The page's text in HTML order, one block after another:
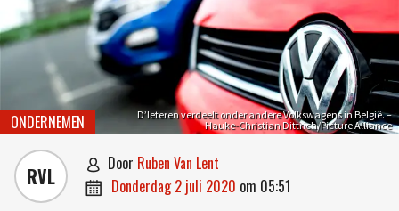
D’Ieteren verdeelt onder andere Volkswagens in België. –
Hauke-Christian Dittrich/Picture Alliance
ONDERNEMEN
RVL  door Ruben Van Lent
 donderdag 2 juli 2020 om 05:51